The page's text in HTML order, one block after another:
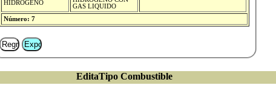
HIDROGENO
GAS LIQUIDO
Número: 7
EditaTipo Combustible